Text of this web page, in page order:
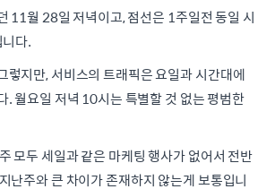
11월 28일 저녁이고, 점선은 1주일전 동일 시
다.
렇지만, 서비스의 트래픽은 요일과 시간대에
. 월요일 저녁 10시는 특별할 것 없는 평범한
모두 세일과 같은 마케팅 행사가 없어서 전반
난주와 큰 차이가 존재하지 않는게 보통입니